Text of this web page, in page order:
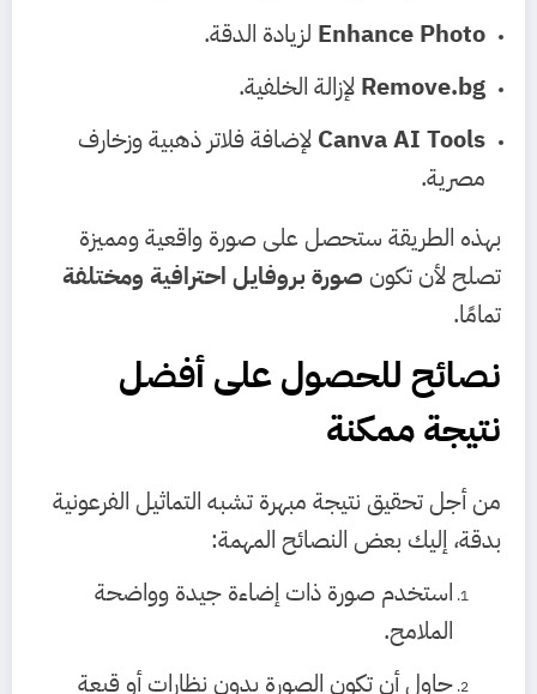
Enhance Photo لزيادة الدقة.
Remove.bg لإزالة الخلفية.
Canva AI Tools لإضافة فلاتر ذهبية وزخارف
مصرية.
بهذه الطريقة ستحصل على صورة واقعية ومميزة
تصلح لأن تكون صورة بروفايل احترافية ومختلفة
تمامًا.
نصائح للحصول على أفضل
نتيجة ممكنة
من أجل تحقيق نتيجة مبهرة تشبه التماثيل الفرعونية
بدقة، إليك بعض النصائح المهمة:
استخدم صورة ذات إضاءة جيدة وواضحة
الملامح.
حاول أن تكون الصورة بدون نظارات أو قبعة